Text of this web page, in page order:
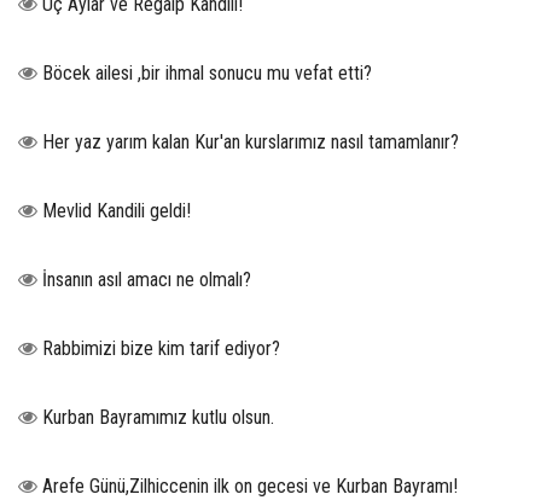
Üç Aylar ve Regaip Kandili!
Böcek ailesi ,bir ihmal sonucu mu vefat etti?
Her yaz yarım kalan Kur'an kurslarımız nasıl tamamlanır?
Mevlid Kandili geldi!
İnsanın asıl amacı ne olmalı?
Rabbimizi bize kim tarif ediyor?
Kurban Bayramımız kutlu olsun.
Arefe Günü,Zilhiccenin ilk on gecesi ve Kurban Bayramı!